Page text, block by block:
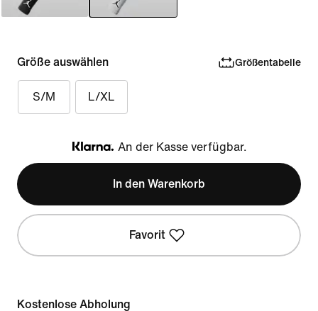
Größe auswählen Größentabelle
S/M L/XL
Klarna
An der Kasse verfügbar.
In den Warenkorb
Favorit
Kostenlose Abholung